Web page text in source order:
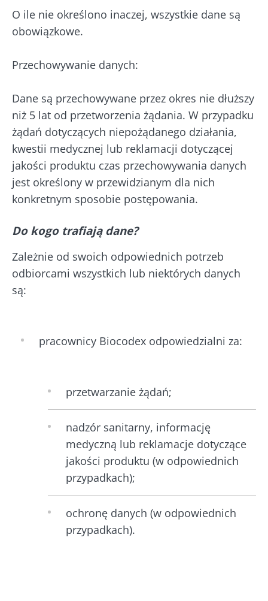
O ile nie określono inaczej, wszystkie dane są
obowiązkowe.
Przechowywanie danych:
Dane są przechowywane przez okres nie dłuższy
niż 5 lat od przetworzenia żądania. W przypadku
żądań dotyczących niepożądanego działania,
kwestii medycznej lub reklamacji dotyczącej
jakości produktu czas przechowywania danych
jest określony w przewidzianym dla nich
konkretnym sposobie postępowania.
Do kogo trafiają dane?
Zależnie od swoich odpowiednich potrzeb
odbiorcami wszystkich lub niektórych danych
są:
pracownicy Biocodex odpowiedzialni za:
przetwarzanie żądań;
nadzór sanitarny, informację
medyczną lub reklamacje dotyczące
jakości produktu (w odpowiednich
przypadkach);
ochronę danych (w odpowiednich
przypadkach).